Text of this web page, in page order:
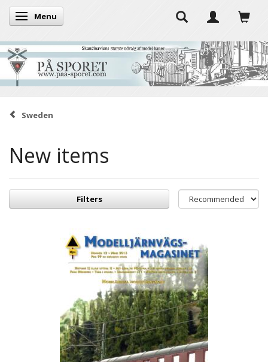
Toggle navigation
Menu
Sweden
New items
Filters